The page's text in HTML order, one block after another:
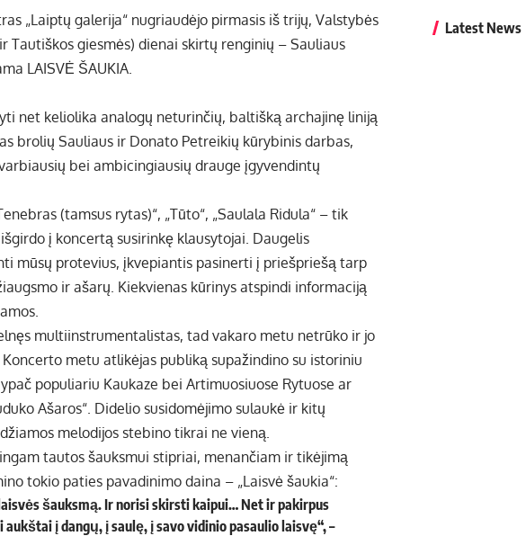
„Laiptų galerija“ nugriaudėjo pirmasis iš trijų, Valstybės
Tautiškos giesmės) dienai skirtų renginių – Sauliaus
LAISVĖ ŠAUKIA.
net keliolika analogų neturinčių, baltišką archajinę liniją
brolių Sauliaus ir Donato Petreikių kūrybinis darbas,
bei ambicingiausių drauge įgyvendintų
(tamsus rytas)“, „Tūto“, „Saulala Ridula“ – tik
į koncertą susirinkę klausytojai. Daugelis
mūsų protevius, įkvepiantis pasinerti į priešpriešą tarp
ir ašarų. Kiekvienas kūrinys atspindi informaciją
multiinstrumentalistas, tad vakaro metu netrūko ir jo
metu atlikėjas publiką supažindino su istoriniu
populiariu Kaukaze bei Artimuosiuose Rytuose ar
Ašaros“. Didelio susidomėjimo sulaukė ir kitų
melodijos stebino tikrai ne vieną.
tautos šauksmui stipriai, menančiam ir tikėjimą
tokio paties pavadinimo daina – „Laisvė šaukia“:
šauksmą. Ir norisi skirsti kaipui… Net ir pakirpus
į dangų, į saulę, į savo vidinio pasaulio laisvę“, –
Latest News